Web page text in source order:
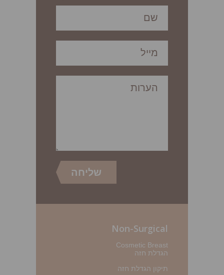
Non-Surgical
Cosmetic Breast
הגדלת חזה
תיקון הגדלת חזה